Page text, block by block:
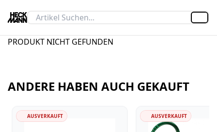
PRODUKT NICHT GEFUNDEN
ANDERE HABEN AUCH GEKAUFT
AUSVERKAUFT AUSVERKAUFT